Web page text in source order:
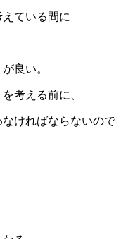
ている間に
良い。
考える前に、
ければならないので